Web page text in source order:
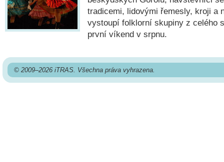
tradicemi, lidovými řemesly, kroji a
vystoupí folklorní skupiny z celého
první víkend v srpnu.
© 2009–2026 iTRAS. Všechna práva vyhrazena.